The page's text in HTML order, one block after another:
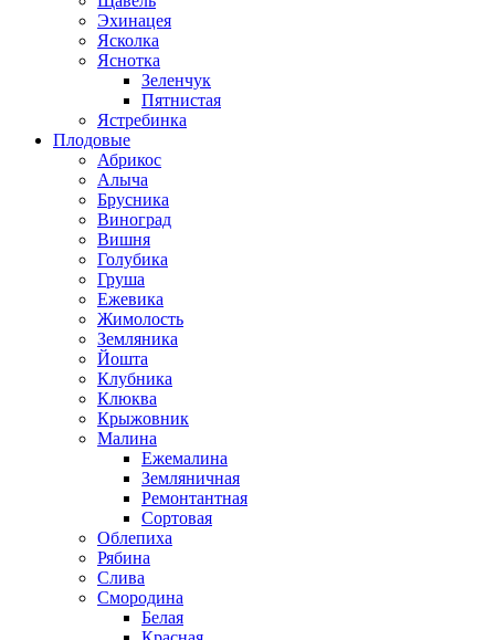
Эхинацея
Ясколка
Яснотка
Зеленчук
Пятнистая
Ястребинка
Плодовые
Абрикос
Алыча
Брусника
Виноград
Вишня
Голубика
Груша
Ежевика
Жимолость
Земляника
Йошта
Клубника
Клюква
Крыжовник
Малина
Ежемалина
Земляничная
Ремонтантная
Сортовая
Облепиха
Рябина
Слива
Смородина
Белая